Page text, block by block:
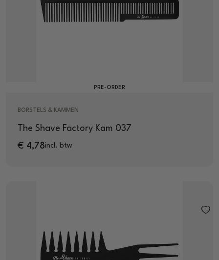
PRE-ORDER
BORSTELS & KAMMEN
The Shave Factory Kam 037
€ 4,78incl. btw